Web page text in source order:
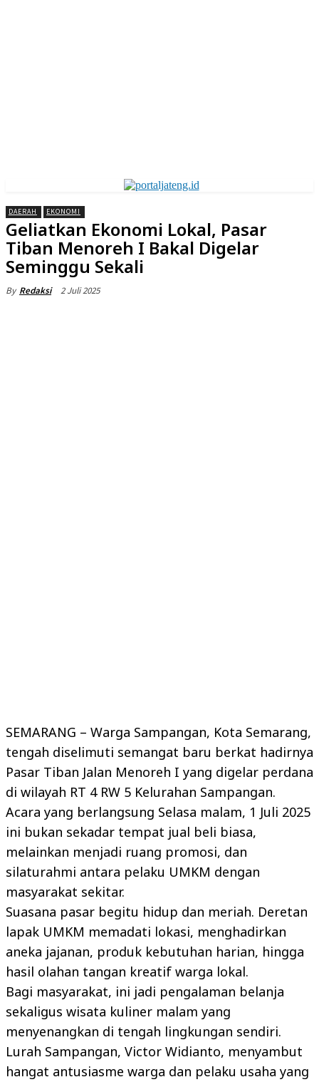
DAERAH EKONOMI
Geliatkan Ekonomi Lokal, Pasar
Tiban Menoreh I Bakal Digelar
Seminggu Sekali
By Redaksi 2 Juli 2025
SEMARANG – Warga Sampangan, Kota Semarang,
tengah diselimuti semangat baru berkat hadirnya
Pasar Tiban Jalan Menoreh I yang digelar perdana
di wilayah RT 4 RW 5 Kelurahan Sampangan.
Acara yang berlangsung Selasa malam, 1 Juli 2025
ini bukan sekadar tempat jual beli biasa,
melainkan menjadi ruang promosi, dan
silaturahmi antara pelaku UMKM dengan
masyarakat sekitar.
Suasana pasar begitu hidup dan meriah. Deretan
lapak UMKM memadati lokasi, menghadirkan
aneka jajanan, produk kebutuhan harian, hingga
hasil olahan tangan kreatif warga lokal.
Bagi masyarakat, ini jadi pengalaman belanja
sekaligus wisata kuliner malam yang
menyenangkan di tengah lingkungan sendiri.
Lurah Sampangan, Victor Widianto, menyambut
hangat antusiasme warga dan pelaku usaha yang